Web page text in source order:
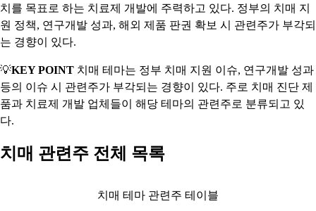
치를 목표로 하는 치료제 개발에 주력하고 있다. 정부의 치매 지
원 정책, 연구개발 성과, 해외 제품 판권 확보 시 관련주가 부각되
는 경향이 있다.
💡KEY POINT 치매 테마는 정부 치매 지원 이슈, 연구개발 성과
등의 이슈 시 관련주가 부각되는 경향이 있다. 주로 치매 진단 제
품과 치료제 개발 업체들이 해당 테마의 관련주로 분류되고 있
다.
치매 관련주 전체 목록
치매 테마 관련주 테이블